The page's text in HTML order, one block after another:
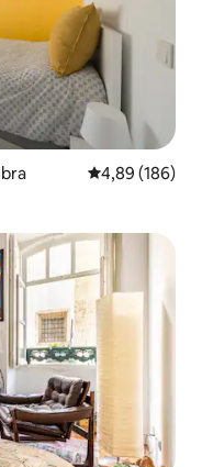
Évaluation
4,89 (186)